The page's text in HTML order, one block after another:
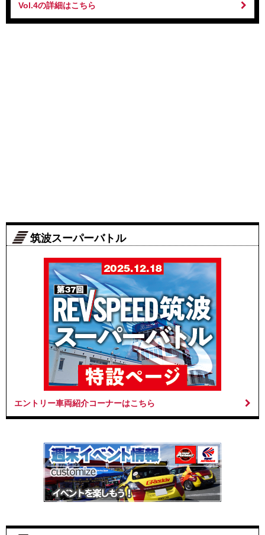
Vol.4の詳細はこちら
筑波スーパーバトル
エントリー車両紹介コーナーはこちら